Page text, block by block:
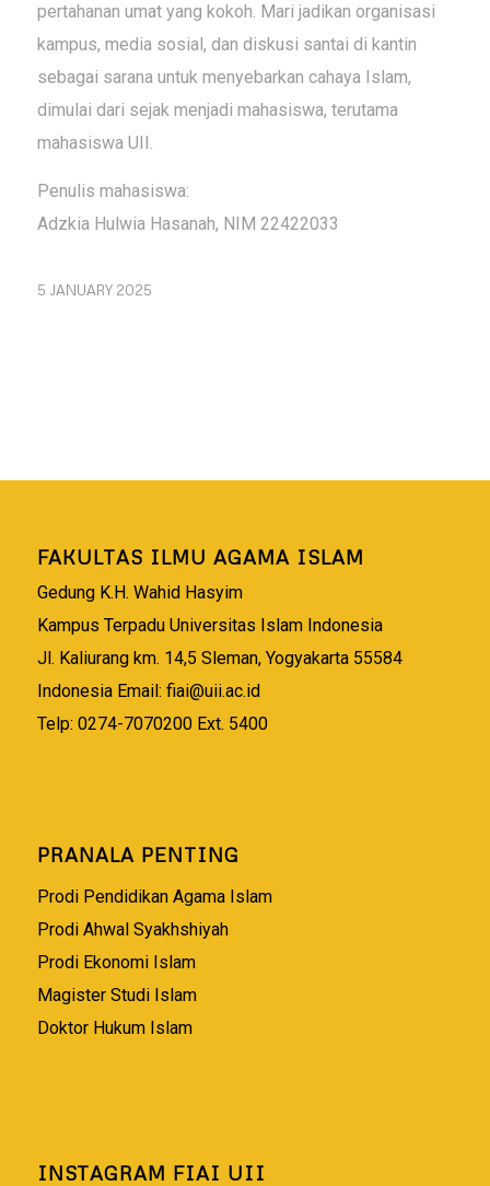
pertahanan umat yang kokoh. Mari jadikan organisasi
kampus, media sosial, dan diskusi santai di kantin
sebagai sarana untuk menyebarkan cahaya Islam,
dimulai dari sejak menjadi mahasiswa, terutama
mahasiswa UII.
Penulis mahasiswa:
Adzkia Hulwia Hasanah, NIM 22422033
5 JANUARY 2025
FAKULTAS ILMU AGAMA ISLAM
Gedung K.H. Wahid Hasyim
Kampus Terpadu Universitas Islam Indonesia
Jl. Kaliurang km. 14,5 Sleman, Yogyakarta 55584
Indonesia Email: fiai@uii.ac.id
Telp: 0274-7070200 Ext. 5400
PRANALA PENTING
Prodi Pendidikan Agama Islam
Prodi Ahwal Syakhshiyah
Prodi Ekonomi Islam
Magister Studi Islam
Doktor Hukum Islam
INSTAGRAM FIAI UII